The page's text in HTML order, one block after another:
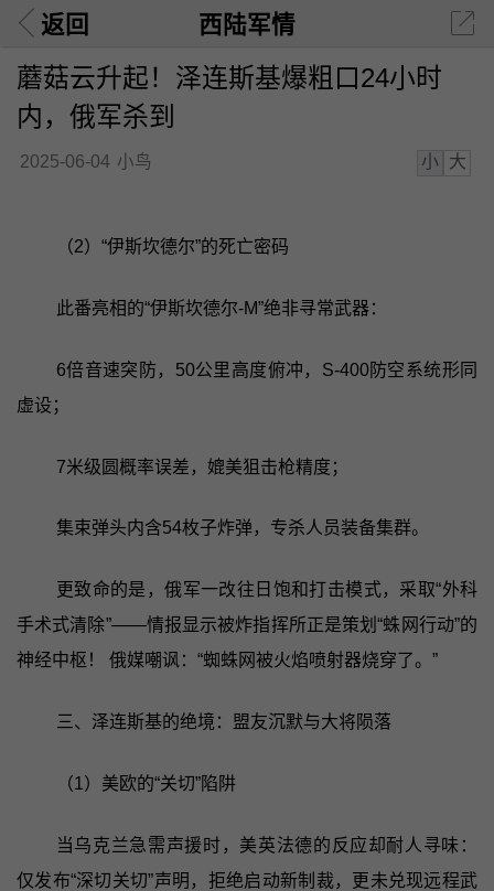
返回 西陆军情
蘑菇云升起！泽连斯基爆粗口24小时
内，俄军杀到
2025-06-04 小鸟 小 大
（2）“伊斯坎德尔”的死亡密码
此番亮相的“伊斯坎德尔-M”绝非寻常武器：
6倍音速突防，50公里高度俯冲，S-400防空系统形同
虚设；
7米级圆概率误差，媲美狙击枪精度；
集束弹头内含54枚子炸弹，专杀人员装备集群。
更致命的是，俄军一改往日饱和打击模式，采取“外科
手术式清除”——情报显示被炸指挥所正是策划“蛛网行动”的
神经中枢！ 俄媒嘲讽：“蜘蛛网被火焰喷射器烧穿了。”
三、泽连斯基的绝境：盟友沉默与大将陨落
（1）美欧的“关切”陷阱
当乌克兰急需声援时，美英法德的反应却耐人寻味：
仅发布“深切关切”声明，拒绝启动新制裁，更未兑现远程武